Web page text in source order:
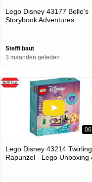
Lego Disney 43177 Belle's
Storybook Adventures
Steffi baut
3 maanden geleden
Lego Disney 43214 Twirling
Rapunzel - Lego Unboxing